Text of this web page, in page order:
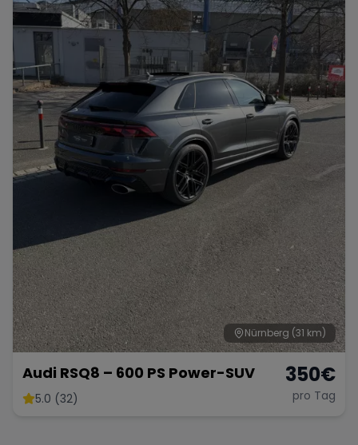
Nürnberg (31 km)
Audi RSQ8 – 600 PS Power-SUV
5.0 (32)
350€
pro Tag